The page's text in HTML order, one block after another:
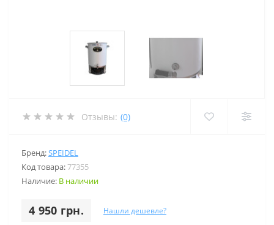
Отзывы: (0)
Бренд:SPEIDEL
Код товара:77355
Наличие: В наличии
4 950 грн. Нашли дешевле?